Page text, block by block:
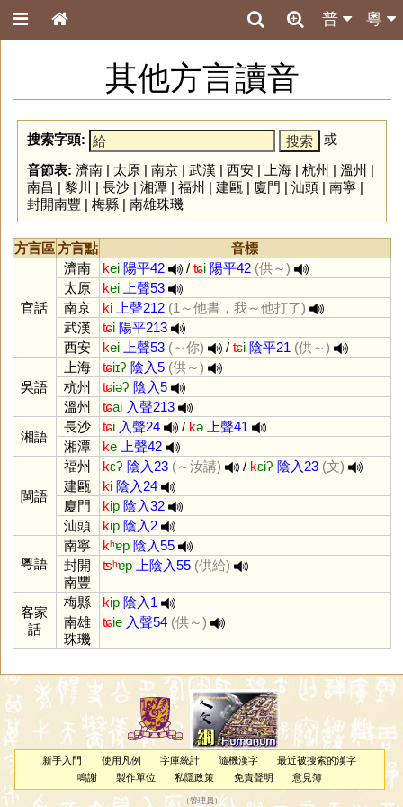
粵
普
其他方言讀音
搜索字頭:
或
音節表: 濟南| 太原| 南京| 武漢 | 西安| 上海| 杭州 | 溫州 |
南昌 | 黎川 | 長沙| 湘潭| 福州 | 建甌 | 廈門 | 汕頭| 南寧|
封開南豐 | 梅縣| 南雄珠璣
方言區方言點 音標
官話
濟南 kei 陽平42 / ʨi 陽平42 (供～)
太原
kei
上聲53
南京
ki 上聲212 (1～他書，我～他打了)
武漢
ʨi 陽平213
西安
kei 上聲53 (～你) / ʨi 陰平21 (供～)
吳語
上海 ʨiɪʔ 陰入5 (供～)
杭州
ʨiəʔ 陰入5
溫州
ʨai 入聲213
湘語
長沙 ʨi 入聲24 / kə
上聲41
湘潭
ke 上聲42
閩語
福州 kɛʔ 陰入23 (～汝講) / kɛiʔ 陰入23 (文)
建甌
ki 陰入24
廈門
kip 陰入32
汕頭
kip 陰入2
粵語
南寧 kʰɐp 陰入55
封開
南豐
ʦʰɐp 上陰入55 (供給)
客家
話
梅縣 kip 陰入1
南雄
珠璣
ʨie 入聲54 (供～)
新手入門 使用凡例 字庫統計 隨機漢字
最近被搜索的漢字
鳴謝
製作單位 私隱政策 免責聲明 意見簿
（管理員 ）